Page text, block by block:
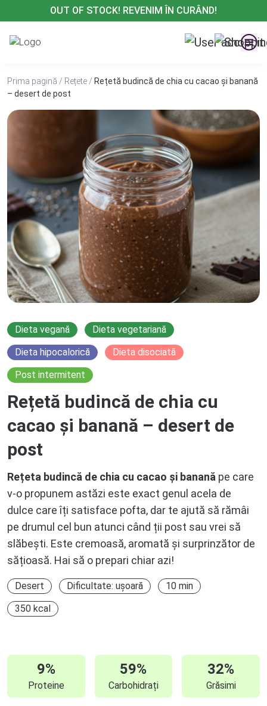
la
conținut
OUT OF STOCK! REVENIM ÎN CURÂND!
Prima pagină / Rețete / Rețetă budincă de chia cu cacao și banană
– desert de post
Dieta vegană
Dieta vegetariană
Dieta hipocalorică
Dieta disociată
Post intermitent
Rețetă budincă de chia cu
cacao și banană – desert de
post
Rețeta budincă de chia cu cacao și banană pe care
v-o propunem astăzi este exact genul acela de
dulce care îți satisface pofta, dar te ajută să rămâi
pe drumul cel bun atunci când ții post sau vrei să
slăbești. Este cremoasă, aromată și surprinzător de
sățioasă. Hai să o prepari chiar azi!
Desert Dificultate: ușoară
10 min
350 kcal
9%
Proteine
59%
Carbohidrați
32%
Grăsimi